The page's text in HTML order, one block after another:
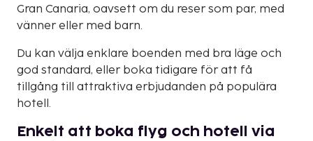
Gran Canaria, oavsett om du reser som par, med
vänner eller med barn.
Du kan välja enklare boenden med bra läge och
god standard, eller boka tidigare för att få
tillgång till attraktiva erbjudanden på populära
hotell.
Enkelt att boka flyg och hotell via